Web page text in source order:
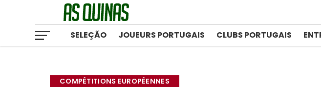
SELEÇÃO JOUEURS PORTUGAIS CLUBS PORTUGAIS
COMPÉTITIONS EUROPÉENNES